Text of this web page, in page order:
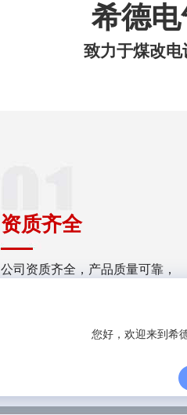
您好，欢迎来到希
希德电
致力于煤改
资质齐全
公司资质齐全，产品质量可靠，